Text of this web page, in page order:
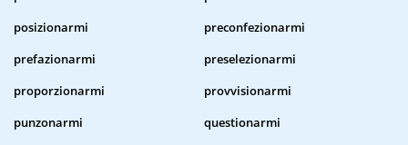
posizionarmi
preconfezionarmi
prefazionarmi
preselezionarmi
proporzionarmi
provvisionarmi
punzonarmi
questionarmi